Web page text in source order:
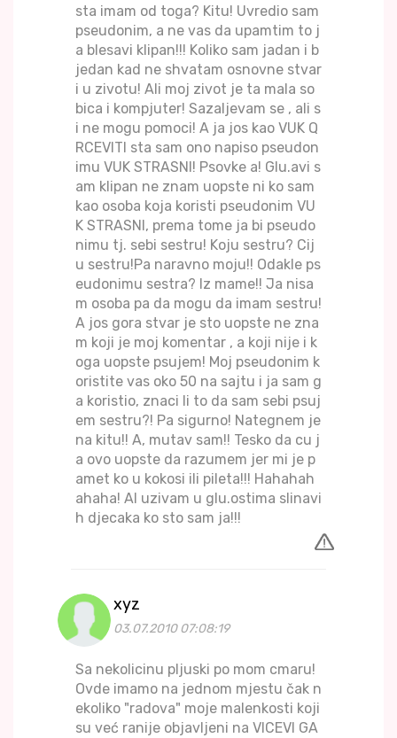
sta imam od toga? Kitu! Uvredio sam
pseudonim, a ne vas da upamtim to j
a blesavi klipan!!! Koliko sam jadan i b
jedan kad ne shvatam osnovne stvar
i u zivotu! Ali moj zivot je ta mala so
bica i kompjuter! Sazaljevam se , ali s
i ne mogu pomoci! A ja jos kao VUK Q
RCEVITI sta sam ono napiso pseudon
imu VUK STRASNI! Psovke a! Glu.avi s
am klipan ne znam uopste ni ko sam
kao osoba koja koristi pseudonim VU
K STRASNI, prema tome ja bi pseudo
nimu tj. sebi sestru! Koju sestru? Cij
u sestru!Pa naravno moju!! Odakle ps
eudonimu sestra? Iz mame!! Ja nisa
m osoba pa da mogu da imam sestru!
A jos gora stvar je sto uopste ne zna
m koji je moj komentar , a koji nije i k
oga uopste psujem! Moj pseudonim k
oristite vas oko 50 na sajtu i ja sam g
a koristio, znaci li to da sam sebi psuj
em sestru?! Pa sigurno! Nategnem je
na kitu!! A, mutav sam!! Tesko da cu j
a ovo uopste da razumem jer mi je p
amet ko u kokosi ili pileta!!! Hahahah
ahaha! Al uzivam u glu.ostima slinavi
h djecaka ko sto sam ja!!!
xyz
03.07.2010 07:08:19
Sa nekolicinu pljuski po mom cmaru!
Ovde imamo na jednom mjestu čak n
ekoliko "radova" moje malenkosti koji
su već ranije objavljeni na VICEVI GA